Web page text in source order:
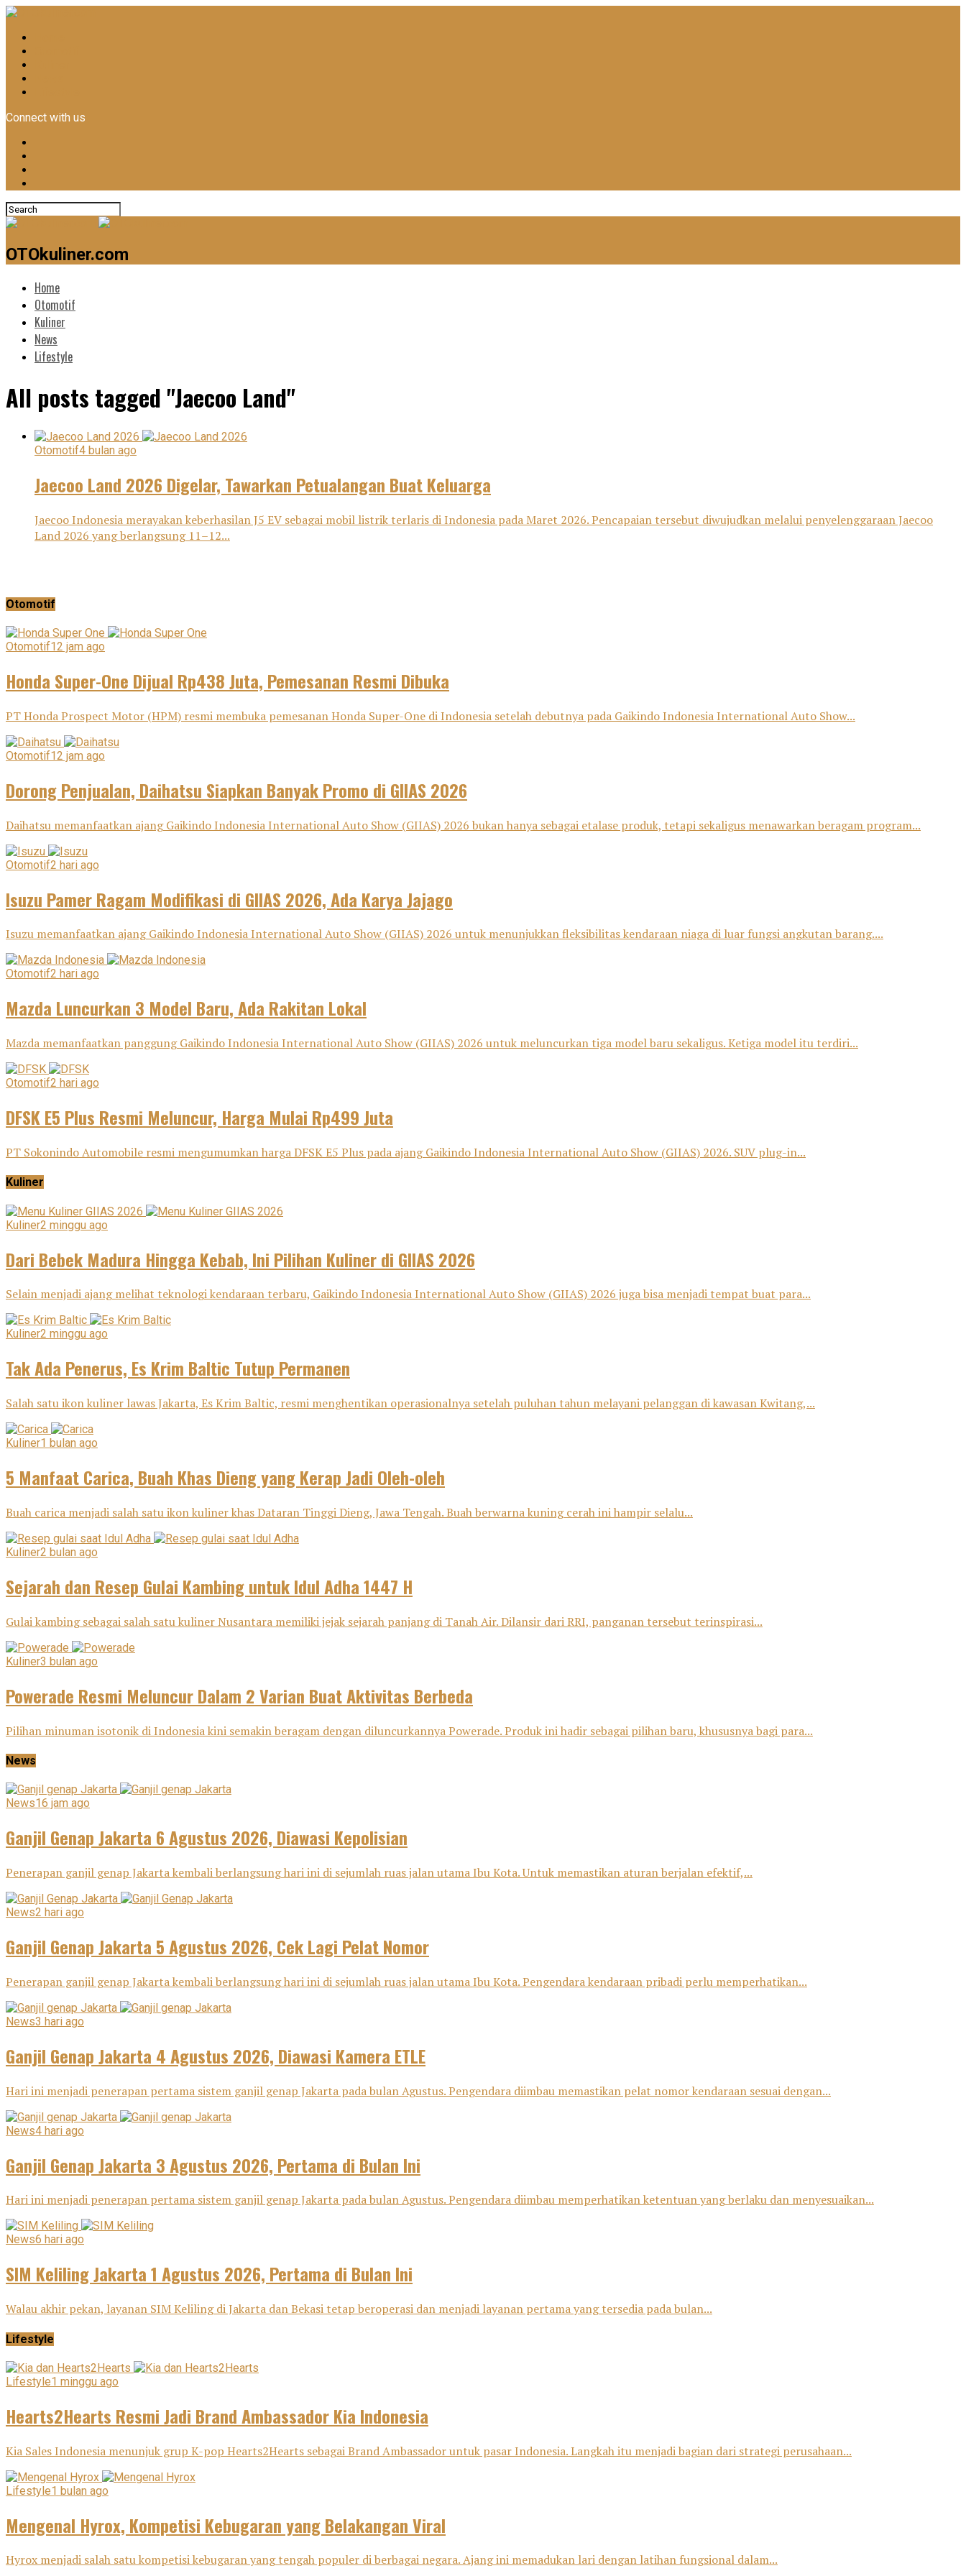
Connect with us
OTOkuliner.com
Home
Otomotif
Kuliner
News
Lifestyle
All posts tagged "Jaecoo Land"
Otomotif4 bulan ago
Jaecoo Land 2026 Digelar, Tawarkan Petualangan Buat Keluarga
Jaecoo Indonesia merayakan keberhasilan J5 EV sebagai mobil listrik terlaris di Indonesia pada Maret 2026. Pencapaian tersebut diwujudkan melalui penyelenggaraan Jaecoo
Land 2026 yang berlangsung 11–12...
Otomotif
Otomotif12 jam ago
Honda Super-One Dijual Rp438 Juta, Pemesanan Resmi Dibuka
PT Honda Prospect Motor (HPM) resmi membuka pemesanan Honda Super-One di Indonesia setelah debutnya pada Gaikindo Indonesia International Auto Show...
Otomotif12 jam ago
Dorong Penjualan, Daihatsu Siapkan Banyak Promo di GIIAS 2026
Daihatsu memanfaatkan ajang Gaikindo Indonesia International Auto Show (GIIAS) 2026 bukan hanya sebagai etalase produk, tetapi sekaligus menawarkan beragam program...
Otomotif2 hari ago
Isuzu Pamer Ragam Modifikasi di GIIAS 2026, Ada Karya Jajago
Isuzu memanfaatkan ajang Gaikindo Indonesia International Auto Show (GIIAS) 2026 untuk menunjukkan fleksibilitas kendaraan niaga di luar fungsi angkutan barang....
Otomotif2 hari ago
Mazda Luncurkan 3 Model Baru, Ada Rakitan Lokal
Mazda memanfaatkan panggung Gaikindo Indonesia International Auto Show (GIIAS) 2026 untuk meluncurkan tiga model baru sekaligus. Ketiga model itu terdiri...
Otomotif2 hari ago
DFSK E5 Plus Resmi Meluncur, Harga Mulai Rp499 Juta
PT Sokonindo Automobile resmi mengumumkan harga DFSK E5 Plus pada ajang Gaikindo Indonesia International Auto Show (GIIAS) 2026. SUV plug-in...
Kuliner
Kuliner2 minggu ago
Dari Bebek Madura Hingga Kebab, Ini Pilihan Kuliner di GIIAS 2026
Selain menjadi ajang melihat teknologi kendaraan terbaru, Gaikindo Indonesia International Auto Show (GIIAS) 2026 juga bisa menjadi tempat buat para...
Kuliner2 minggu ago
Tak Ada Penerus, Es Krim Baltic Tutup Permanen
Salah satu ikon kuliner lawas Jakarta, Es Krim Baltic, resmi menghentikan operasionalnya setelah puluhan tahun melayani pelanggan di kawasan Kwitang,...
Kuliner1 bulan ago
5 Manfaat Carica, Buah Khas Dieng yang Kerap Jadi Oleh-oleh
Buah carica menjadi salah satu ikon kuliner khas Dataran Tinggi Dieng, Jawa Tengah. Buah berwarna kuning cerah ini hampir selalu...
Kuliner2 bulan ago
Sejarah dan Resep Gulai Kambing untuk Idul Adha 1447 H
Gulai kambing sebagai salah satu kuliner Nusantara memiliki jejak sejarah panjang di Tanah Air. Dilansir dari RRI, panganan tersebut terinspirasi...
Kuliner3 bulan ago
Powerade Resmi Meluncur Dalam 2 Varian Buat Aktivitas Berbeda
Pilihan minuman isotonik di Indonesia kini semakin beragam dengan diluncurkannya Powerade. Produk ini hadir sebagai pilihan baru, khususnya bagi para...
News
News16 jam ago
Ganjil Genap Jakarta 6 Agustus 2026, Diawasi Kepolisian
Penerapan ganjil genap Jakarta kembali berlangsung hari ini di sejumlah ruas jalan utama Ibu Kota. Untuk memastikan aturan berjalan efektif,...
News2 hari ago
Ganjil Genap Jakarta 5 Agustus 2026, Cek Lagi Pelat Nomor
Penerapan ganjil genap Jakarta kembali berlangsung hari ini di sejumlah ruas jalan utama Ibu Kota. Pengendara kendaraan pribadi perlu memperhatikan...
News3 hari ago
Ganjil Genap Jakarta 4 Agustus 2026, Diawasi Kamera ETLE
Hari ini menjadi penerapan pertama sistem ganjil genap Jakarta pada bulan Agustus. Pengendara diimbau memastikan pelat nomor kendaraan sesuai dengan...
News4 hari ago
Ganjil Genap Jakarta 3 Agustus 2026, Pertama di Bulan Ini
Hari ini menjadi penerapan pertama sistem ganjil genap Jakarta pada bulan Agustus. Pengendara diimbau memperhatikan ketentuan yang berlaku dan menyesuaikan...
News6 hari ago
SIM Keliling Jakarta 1 Agustus 2026, Pertama di Bulan Ini
Walau akhir pekan, layanan SIM Keliling di Jakarta dan Bekasi tetap beroperasi dan menjadi layanan pertama yang tersedia pada bulan...
Lifestyle
Lifestyle1 minggu ago
Hearts2Hearts Resmi Jadi Brand Ambassador Kia Indonesia
Kia Sales Indonesia menunjuk grup K-pop Hearts2Hearts sebagai Brand Ambassador untuk pasar Indonesia. Langkah itu menjadi bagian dari strategi perusahaan...
Lifestyle1 bulan ago
Mengenal Hyrox, Kompetisi Kebugaran yang Belakangan Viral
Hyrox menjadi salah satu kompetisi kebugaran yang tengah populer di berbagai negara. Ajang ini memadukan lari dengan latihan fungsional dalam...